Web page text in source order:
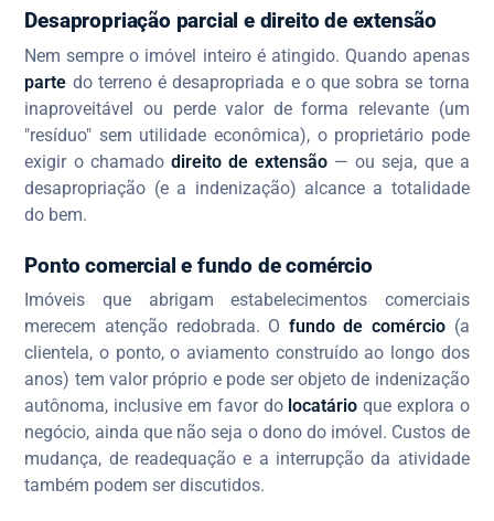
Desapropriação parcial e direito de extensão
Nem sempre o imóvel inteiro é atingido. Quando apenas
parte do terreno é desapropriada e o que sobra se torna
inaproveitável ou perde valor de forma relevante (um
"resíduo" sem utilidade econômica), o proprietário pode
exigir o chamado direito de extensão — ou seja, que a
desapropriação (e a indenização) alcance a totalidade
do bem.
Ponto comercial e fundo de comércio
Imóveis que abrigam estabelecimentos comerciais
merecem atenção redobrada. O fundo de comércio (a
clientela, o ponto, o aviamento construído ao longo dos
anos) tem valor próprio e pode ser objeto de indenização
autônoma, inclusive em favor do locatário que explora o
negócio, ainda que não seja o dono do imóvel. Custos de
mudança, de readequação e a interrupção da atividade
também podem ser discutidos.